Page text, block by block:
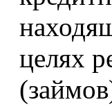
целях